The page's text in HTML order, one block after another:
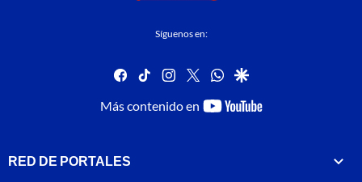
Síguenos en:
facebook
tiktok instagram
twitterwhatsapp
google
Más contenido en
youtube-
RED DE PORTALES